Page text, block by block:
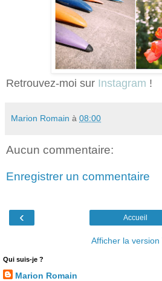
Retrouvez-moi sur Instagram !
Marion Romain à 08:00
Aucun commentaire:
Enregistrer un commentaire
‹ Accueil
Afficher la version
Qui suis-je ?
Marion Romain